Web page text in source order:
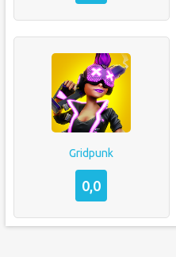
Gridpunk
0,0